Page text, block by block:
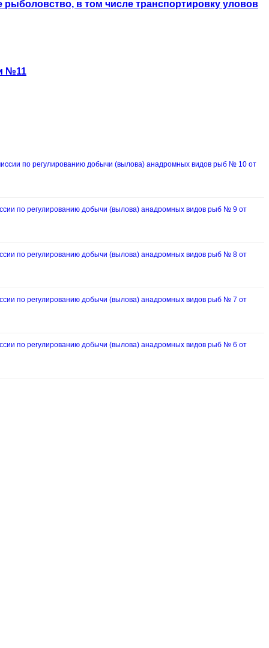
в том числе транспортировку уловов
№11
по регулированию добычи (вылова) анадромных видов рыб № 10 от
по регулированию добычи (вылова) анадромных видов рыб № 9 от
по регулированию добычи (вылова) анадромных видов рыб № 8 от
по регулированию добычи (вылова) анадромных видов рыб № 7 от
по регулированию добычи (вылова) анадромных видов рыб № 6 от